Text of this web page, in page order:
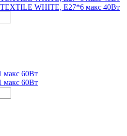
WHITE, Е27*6 макс 40Вт
макс 60Вт
макс 60Вт